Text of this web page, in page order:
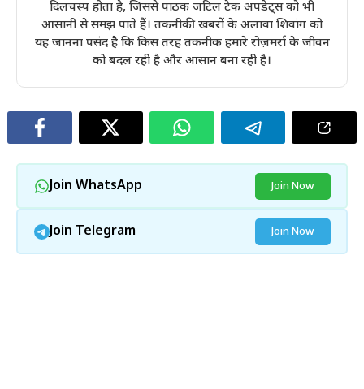
दिलचस्प होता है, जिससे पाठक जटिल टेक अपडेट्स को भी
आसानी से समझ पाते हैं। तकनीकी खबरों के अलावा शिवांग को
यह जानना पसंद है कि किस तरह तकनीक हमारे रोज़मर्रा के जीवन
को बदल रही है और आसान बना रही है।
Join WhatsApp Join Now
Join Telegram Join Now